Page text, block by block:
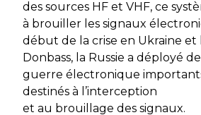
des sources HF et VHF, ce
à brouiller les signaux
début de la crise en Ukraine et
Donbass, la Russie a déployé
guerre électronique
destinés à l’interception
et au brouillage des signaux.